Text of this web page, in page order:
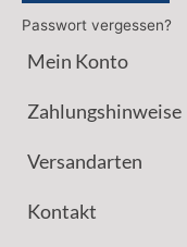
Passwort vergessen?
Mein Konto
Zahlungshinweise
Versandarten
Kontakt